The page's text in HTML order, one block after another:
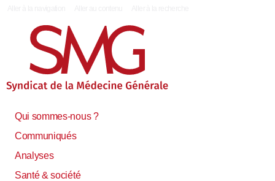
Qui sommes-nous ?
Communiqués
Analyses
Santé & société